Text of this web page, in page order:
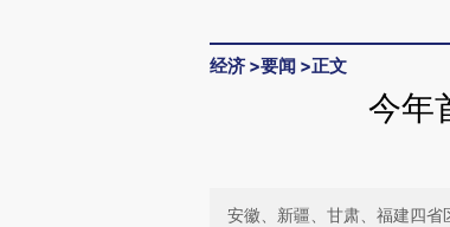
经济 >要闻 >正文
今年
安徽、新疆、甘肃、福建四